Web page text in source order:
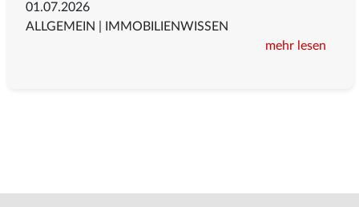
01.07.2026
ALLGEMEIN
IMMOBILIENWISSEN
mehr lesen